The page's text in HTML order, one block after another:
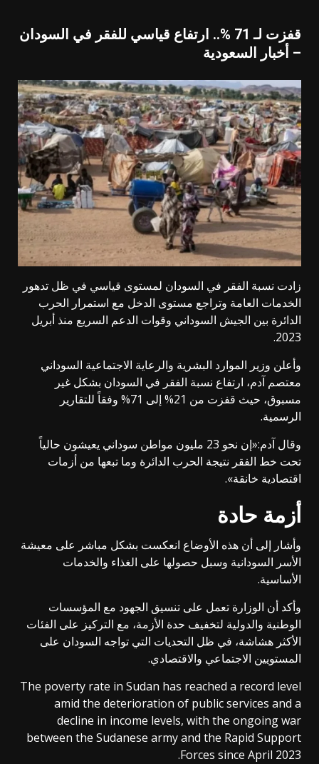
قفزت لـ 71 %.. ارتفاع قياسي للفقر في السودان
– أخبار السعودية
زادت نسبة الفقر في السودان لمستوى قياسي في ظل تدهور
الخدمات العامة وتراجع مستوى الدخل مع استمرار الحرب
الدائرة بين الجيش السوداني وقوات الدعم السريع منذ أبريل
2023.
وأعلن وزير الموارد البشرية والرعاية الاجتماعية السوداني
معتصم آدم، ارتفاع نسبة الفقر في السودان بشكل غير
مسبوق، حيث قفزت من 21% إلى 71% وفقاً للتقارير
الرسمية.
وقال آدم:«إن نحو 23 مليون مواطن سوداني يعيشون حالياً
تحت خط الفقر نتيجة الحرب الدائرة وما تبعها من أزمات
اقتصادية خانقة».
أزمة حادة
وأشار إلى أن هذه الأوضاع انعكست بشكل مباشر على معيشة
الأسر السودانية وسبل حصولها على الغذاء والخدمات
الأساسية.
وأكد أن الوزارة تعمل على تنسيق الجهود مع المؤسسات
الوطنية والدولية لتخفيف حدة الأزمة، مع التركيز على الفئات
الأكثر هشاشة، في ظل التحديات التي تواجه السودان على
المستويين الاجتماعي والاقتصادي.
The poverty rate in Sudan has reached a record level
amid the deterioration of public services and a
decline in income levels, with the ongoing war
between the Sudanese army and the Rapid Support
Forces since April 2023.